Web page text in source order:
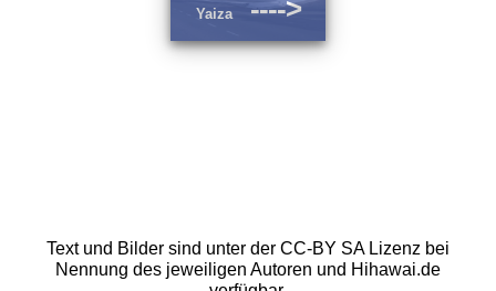
Yaiza---->
Text und Bilder sind unter der CC-BY SA Lizenz bei
Nennung des jeweiligen Autoren und Hihawai.de